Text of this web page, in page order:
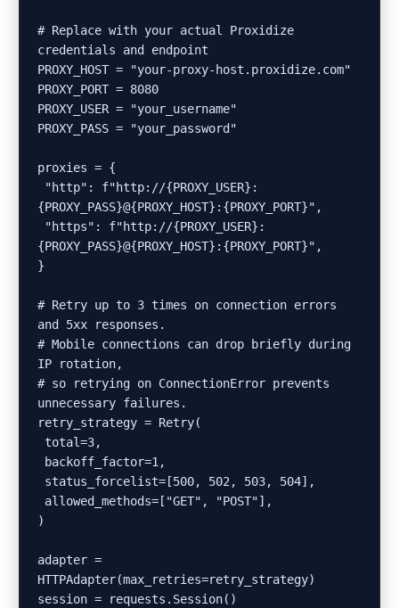
# Replace with your actual Proxidize
credentials and endpoint
PROXY_HOST = "your-proxy-host.proxidize.com"
PROXY_PORT = 8080
PROXY_USER = "your_username"
PROXY_PASS = "your_password"
proxies = {
{PROXY_PASS}@{PROXY_HOST}:{PROXY_PORT}",
{PROXY_PASS}@{PROXY_HOST}:{PROXY_PORT}",
}
# Retry up to 3 times on connection errors
and 5xx responses.
# Mobile connections can drop briefly during
IP rotation,
# so retrying on ConnectionError prevents
unnecessary failures.
retry_strategy = Retry(
)
adapter =
HTTPAdapter(max_retries=retry_strategy)
session = requests.Session()